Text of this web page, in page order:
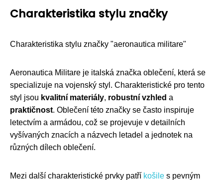
Charakteristika stylu značky
Charakteristika stylu značky "aeronautica militare"
Aeronautica Militare je italská značka oblečení, která se
specializuje na vojenský styl. Charakteristické pro tento
styl jsou kvalitní materiály, robustní vzhled a
praktičnost. Oblečení této značky se často inspiruje
letectvím a armádou, což se projevuje v detailních
vyšívaných znacích a názvech letadel a jednotek na
různých dílech oblečení.
Mezi další charakteristické prvky patří košile s pevným